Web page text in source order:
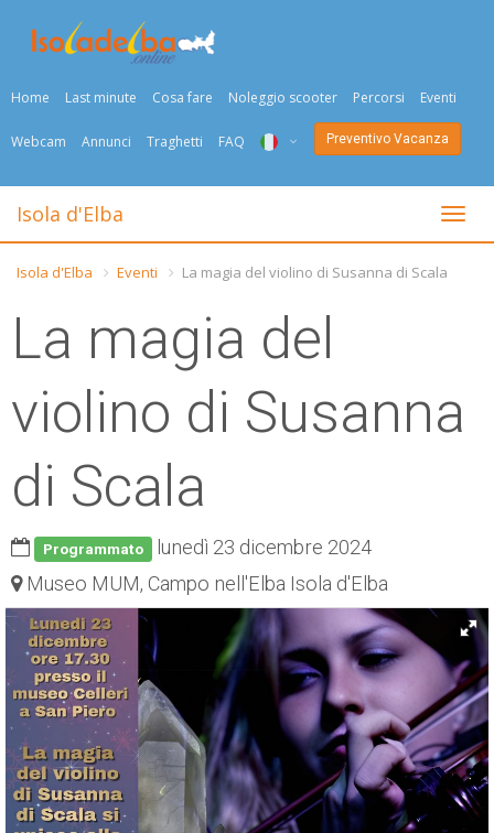
Home Last minute Cosa fare Noleggio scooter Percorsi Eventi
Webcam Annunci Traghetti FAQ
ENG
NED
PYC
Preventivo Vacanza
Togli
Isola d'Elba
Isola d'Elba Eventi La magia del violino di Susanna di Scala
La magia del
violino di Susanna
di Scala
Programmato
lunedì 23 dicembre 2024
Museo MUM, Campo nell'Elba Isola d'Elba